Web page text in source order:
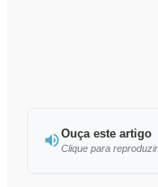
Ouça este artigo
Clique para reproduzir